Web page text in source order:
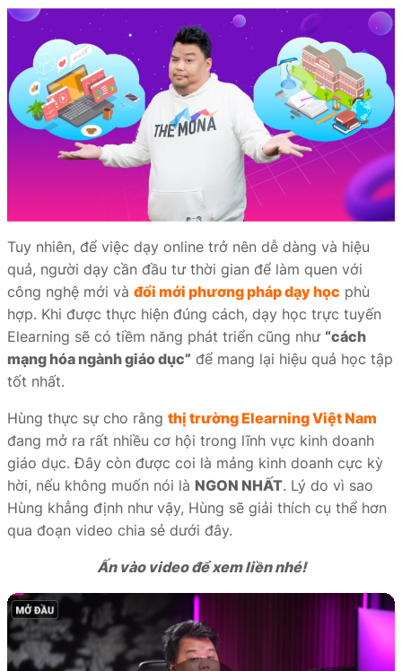
Tuy nhiên, để việc dạy online trở nên dễ dàng và hiệu
quả, người dạy cần đầu tư thời gian để làm quen với
công nghệ mới và đổi mới phương pháp dạy học phù
hợp. Khi được thực hiện đúng cách, dạy học trực tuyến
Elearning sẽ có tiềm năng phát triển cũng như “cách
mạng hóa ngành giáo dục” để mang lại hiệu quả học tập
tốt nhất.
Hùng thực sự cho rằng thị trường Elearning Việt Nam
đang mở ra rất nhiều cơ hội trong lĩnh vực kinh doanh
giáo dục. Đây còn được coi là mảng kinh doanh cực kỳ
hời, nếu không muốn nói là NGON NHẤT. Lý do vì sao
Hùng khẳng định như vậy, Hùng sẽ giải thích cụ thể hơn
qua đoạn video chia sẻ dưới đây.
Ấn vào video để xem liền nhé!